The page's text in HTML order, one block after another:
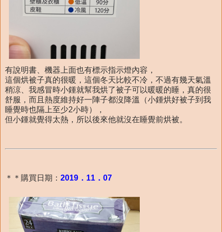
有說明書、機器上面也有標示指示燈內容，
這個烘被子真的很暖，這個冬天比較不冷，不過有幾天氣溫
稍涼、我感冒時小鍾就幫我烘了被子可以暖暖的睡，真的很
舒服，而且熱度維持好一陣子都沒降溫（小鍾烘好被子到我
睡覺時也隔上至少2小時），
但小鍾就覺得太熱，所以後來他就沒在睡覺前烘被。
＊＊購買日期： 2019．11．07